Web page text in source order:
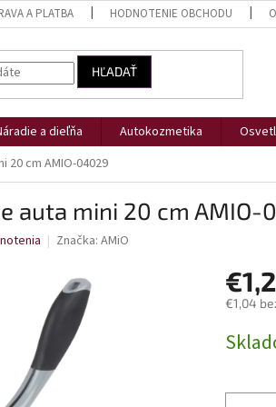
A PLATBA HODNOTENIE OBCHODU
HĽADAŤ
a dieľňa Autokozmetika
20 cm AMIO-04029
auta mini 20 cm AMIO-
Značka: AMiO
€1,04
cena: